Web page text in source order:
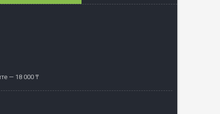
— 18 000 ₸